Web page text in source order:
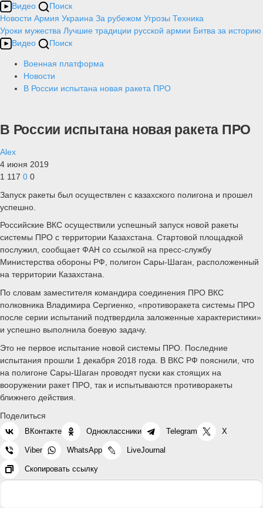
Видео
Поиск
Новости Армия Украина За рубежом Угрозы Техника
Уроки мужества Лучшие традиции русской армии Битва за историю
Видео
Поиск
Военная платформа
Новости
В России испытана новая ракета ПРО
В России испытана новая ракета ПРО
Alex
4 июня 2019
1 117 0 0
Запуск ракеты был осуществлен с казахского полигона и прошел
успешно.
Российские ВКС осуществили успешный запуск новой ракеты
системы ПРО с территории Казахстана. Стартовой площадкой
послужил, сообщает ФАН со ссылкой на пресс-службу
Министерства обороны РФ, полигон Сары-Шаган, расположенный
на территории Казахстана.
По словам заместителя командира соединения ПРО ВКС
полковника Владимира Сергиенко, «противоракета системы ПРО
после серии испытаний подтвердила заложенные характеристики»
и успешно выполнила боевую задачу.
Это не первое испытание новой системы ПРО. Последние
испытания прошли 1 декабря 2018 года. В ВКС РФ пояснили, что
на полигоне Сары-Шаган проводят пуски как стоящих на
вооружении ракет ПРО, так и испытываются противоракеты
ближнего действия.
Поделиться
ВКонтакте Одноклассники Telegram X
Viber WhatsApp LiveJournal
Скопировать ссылку